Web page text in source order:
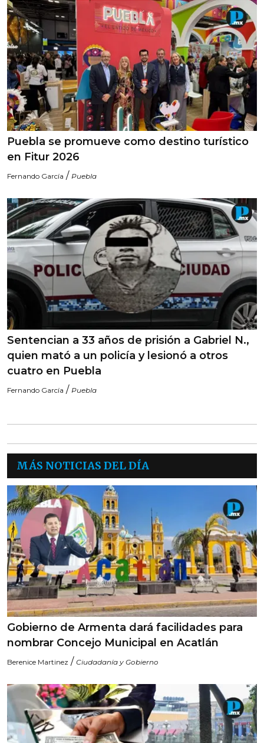
Puebla se promueve como destino turístico
en Fitur 2026
Fernando García / Puebla
Sentencian a 33 años de prisión a Gabriel N.,
quien mató a un policía y lesionó a otros
cuatro en Puebla
Fernando García / Puebla
MÁS NOTICIAS DEL DÍA
Gobierno de Armenta dará facilidades para
nombrar Concejo Municipal en Acatlán
Berenice Martinez / Ciudadanía y Gobierno